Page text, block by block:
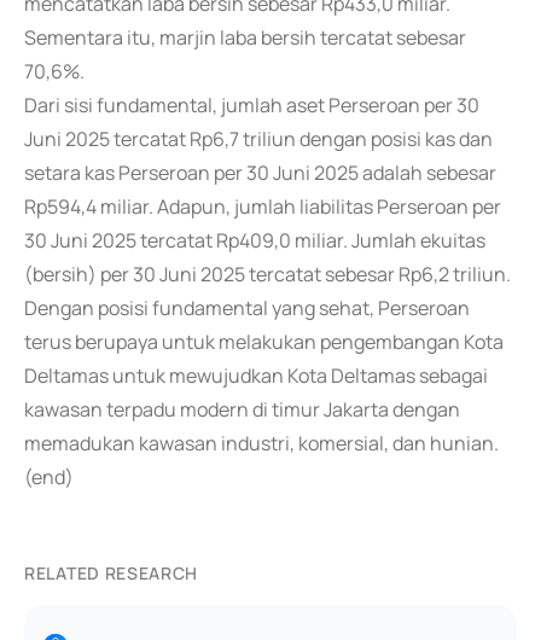
Sementara itu, marjin laba bersih tercatat sebesar
70,6%.
Dari sisi fundamental, jumlah aset Perseroan per 30
Juni 2025 tercatat Rp6,7 triliun dengan posisi kas dan
setara kas Perseroan per 30 Juni 2025 adalah sebesar
Rp594,4 miliar. Adapun, jumlah liabilitas Perseroan per
30 Juni 2025 tercatat Rp409,0 miliar. Jumlah ekuitas
(bersih) per 30 Juni 2025 tercatat sebesar Rp6,2 triliun.
Dengan posisi fundamental yang sehat, Perseroan
terus berupaya untuk melakukan pengembangan Kota
Deltamas untuk mewujudkan Kota Deltamas sebagai
kawasan terpadu modern di timur Jakarta dengan
memadukan kawasan industri, komersial, dan hunian.
(end)
RELATED RESEARCH